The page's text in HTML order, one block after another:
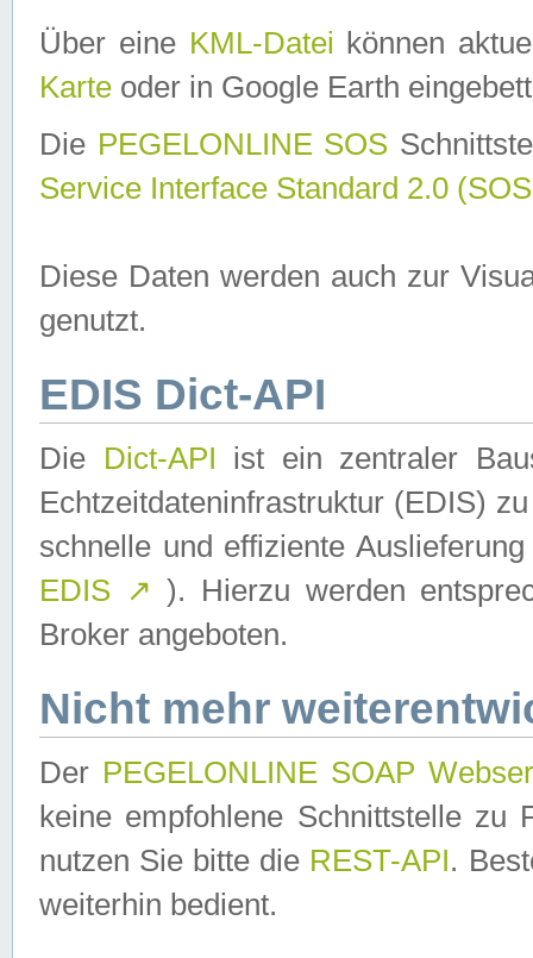
Über eine KML-Datei können
Karte oder in Google Earth
Die PEGELONLINE SOS
Service Interface Standard 2.0
Diese Daten werden auch zur
genutzt.
EDIS Dict-API
Die Dict-API ist ein zentraler
Echtzeitdateninfrastruktur (EDIS)
schnelle und effiziente
EDIS ↗ ). Hierzu werden
Broker angeboten.
Nicht mehr
Der PEGELONLINE SOAP
keine empfohlene Schnittstelle zu
nutzen Sie bitte die REST-API.
weiterhin bedient.